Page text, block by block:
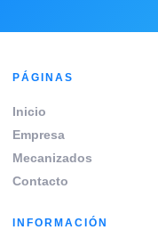
PÁGINAS
Inicio
Empresa
Mecanizados
Contacto
INFORMACIÓN